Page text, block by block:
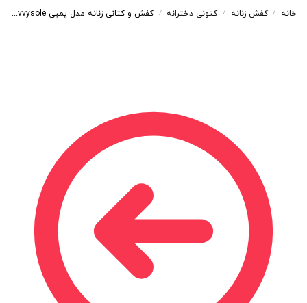
خانه / کفش زنانه / کتونی دخترانه / کفش و کتانی زنانه مدل پمپی savvysole رنگ سفید صورتی کد 9135